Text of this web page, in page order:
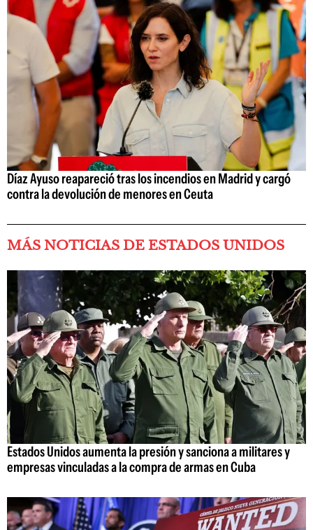
Díaz Ayuso reapareció tras los incendios en Madrid y cargó
contra la devolución de menores en Ceuta
MÁS NOTICIAS DE ESTADOS UNIDOS
Estados Unidos aumenta la presión y sanciona a militares y
empresas vinculadas a la compra de armas en Cuba